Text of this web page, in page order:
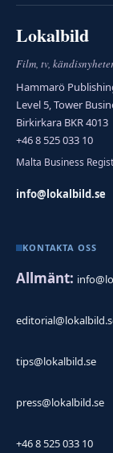
Lokalbild
Film, tv,
Hammarö
Level 5, Tower
Birkirkara BKR 4013
+46 8 525 033 10
Malta Business
info@lokalbild.se
KONTAKTA OSS
Allmänt:
tips@lokalbild.se
press@lokalbild.se
+46 8 525 033 10